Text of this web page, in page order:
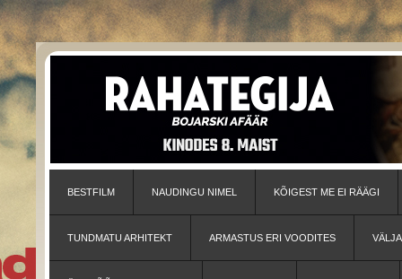
BESTFILM NAUDINGU NIMEL KÕIGEST ME EI RÄÄGI
TUNDMATU ARHITEKT ARMASTUS ERI VOODITES